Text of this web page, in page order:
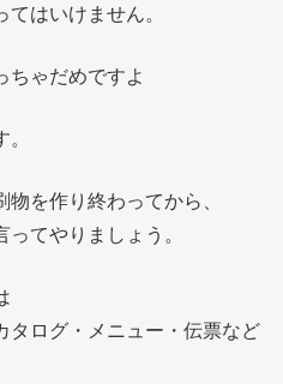
はいけません。
ちゃだめですよ
を作り終わってから、
てやりましょう。
タログ・メニュー・伝票など